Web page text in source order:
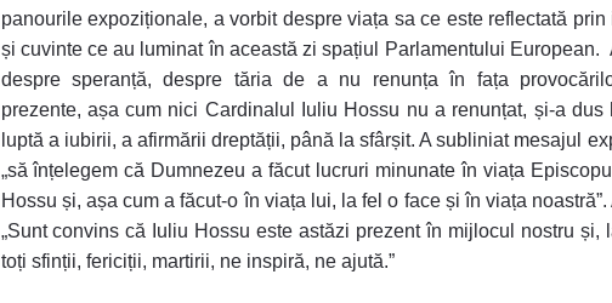
panourile expoziționale, a vorbit despre viața sa ce este reflectată prin
și cuvinte ce au luminat în această zi spațiul Parlamentului European.
despre speranță, despre tăria de a nu renunța în fața
prezente, așa cum nici Cardinalul Iuliu Hossu nu a renunțat, și-a dus
luptă a iubirii, a afirmării dreptății, până la sfârșit. A subliniat mesajul
„să înțelegem că Dumnezeu a făcut lucruri minunate în viața
Hossu și, așa cum a făcut-o în viața lui, la fel o face și în viața noastră”.
„Sunt convins că Iuliu Hossu este astăzi prezent în mijlocul nostru și,
toți sfinții, fericiții, martirii, ne inspiră, ne ajută.”